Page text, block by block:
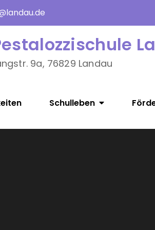
9a, 76829 Landau
Schulleben